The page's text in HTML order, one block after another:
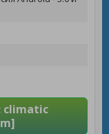
climatic